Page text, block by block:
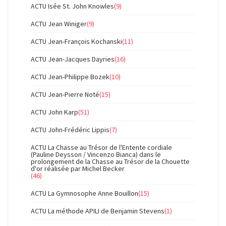
ACTU Isée St. John Knowles(9)
ACTU Jean Winiger(9)
ACTU Jean-François Kochanski(11)
ACTU Jean-Jacques Dayries(16)
ACTU Jean-Philippe Bozek(10)
ACTU Jean-Pierre Noté(15)
ACTU John Karp(51)
ACTU John-Frédéric Lippis(7)
ACTU La Chasse au Trésor de l'Entente cordiale
(Pauline Deysson / Vincenzo Bianca) dans le
prolongement de la Chasse au Trésor de la Chouette
d'or réalisée par Michel Becker
(46)
ACTU La Gymnosophe Anne Bouillon(15)
ACTU La méthode APILI de Benjamin Stevens(1)